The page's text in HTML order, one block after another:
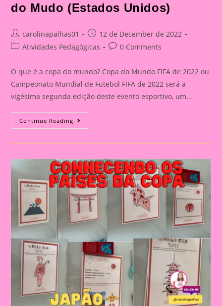
do Mudo (Estados Unidos)
Post
author:
carolinapalhas01
Post
published:
12 de December de 2022
PostAtividades Pedagógicas
Post0 Comments
O que é a copa do mundo? Copa do Mundo FIFA de 2022 ou
Campeonato Mundial de Futebol FIFA de 2022 será a
vigésima segunda edição deste evento esportivo, um…
Continue Reading Conhecendo
Os
Da
Mudo
(Estados
Unidos)